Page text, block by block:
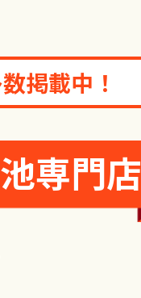
ション
掲載中！
専門店